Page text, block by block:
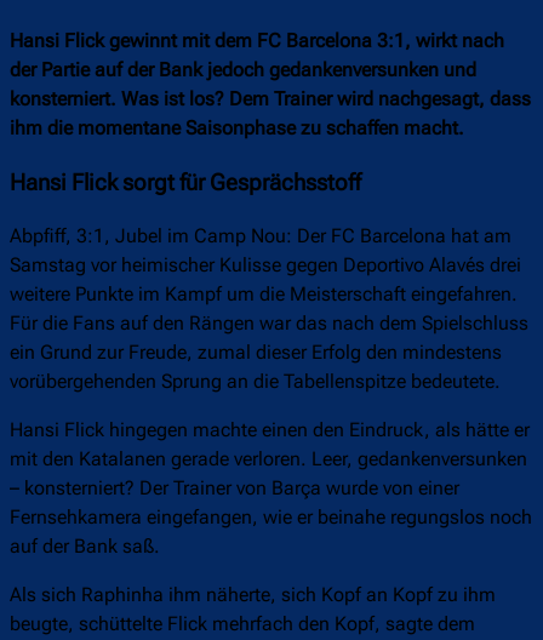
Hansi Flick gewinnt mit dem FC Barcelona 3:1, wirkt nach
der Partie auf der Bank jedoch gedankenversunken und
konsterniert. Was ist los? Dem Trainer wird nachgesagt, dass
ihm die momentane Saisonphase zu schaffen macht.
Hansi Flick sorgt für Gesprächsstoff
Abpfiff, 3:1, Jubel im Camp Nou: Der FC Barcelona hat am
Samstag vor heimischer Kulisse gegen Deportivo Alavés drei
weitere Punkte im Kampf um die Meisterschaft eingefahren.
Für die Fans auf den Rängen war das nach dem Spielschluss
ein Grund zur Freude, zumal dieser Erfolg den mindestens
vorübergehenden Sprung an die Tabellenspitze bedeutete.
Hansi Flick hingegen machte einen den Eindruck, als hätte er
mit den Katalanen gerade verloren. Leer, gedankenversunken
– konsterniert? Der Trainer von Barça wurde von einer
Fernsehkamera eingefangen, wie er beinahe regungslos noch
auf der Bank saß.
Als sich Raphinha ihm näherte, sich Kopf an Kopf zu ihm
beugte, schüttelte Flick mehrfach den Kopf, sagte dem